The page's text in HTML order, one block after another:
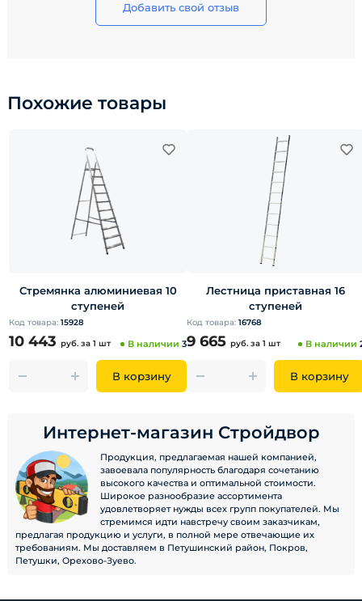
Добавить свой отзыв
Похожие товары
Стремянка алюминиевая 10
ступеней
Код товара: 15928
10 443 руб. за 1 шт В наличии 3
В корзину
Лестница приставная 16
ступеней
Код товара: 16768
9 665 руб. за 1 шт В наличии
В корзину
Интернет-магазин Стройдвор
Продукция, предлагаемая нашей компанией,
завоевала популярность благодаря сочетанию
высокого качества и оптимальной стоимости.
Широкое разнообразие ассортимента
удовлетворяет нужды всех групп покупателей. Мы
стремимся идти навстречу своим заказчикам,
предлагая продукцию и услуги, в полной мере отвечающие их
требованиям. Мы доставляем в Петушинский район, Покров,
Петушки, Орехово-Зуево.